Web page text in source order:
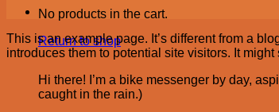
No products in the cart.
Return to shop
This is an example page. It’s different from a
introduces them to potential site visitors. It
Hi there! I’m a bike messenger by day,
caught in the rain.)